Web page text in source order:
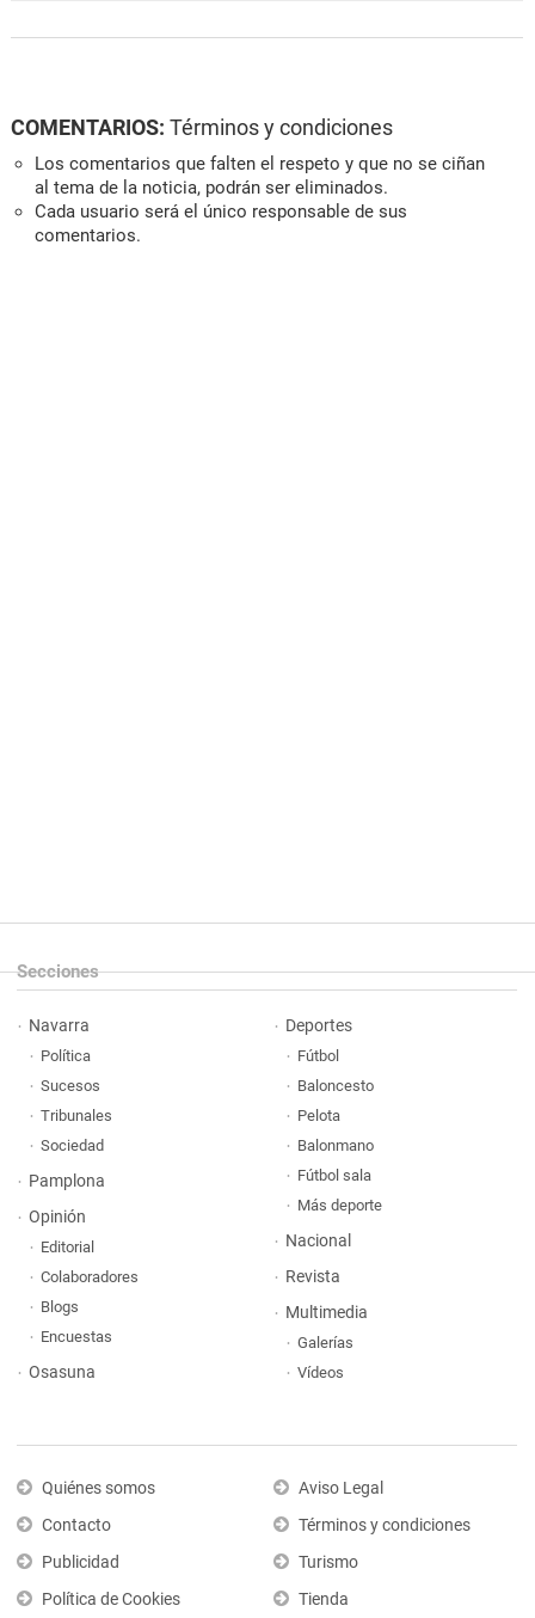
COMENTARIOS: Términos y condiciones
Los comentarios que falten el respeto y que no se ciñan
al tema de la noticia, podrán ser eliminados.
Cada usuario será el único responsable de sus
comentarios.
Secciones
Navarra
Política
Sucesos
Tribunales
Sociedad
Pamplona
Opinión
Editorial
Colaboradores
Blogs
Encuestas
Osasuna
Deportes
Fútbol
Baloncesto
Pelota
Balonmano
Fútbol sala
Más deporte
Nacional
Revista
Multimedia
Galerías
Vídeos
Quiénes somos
Contacto
Publicidad
Política de Cookies
Aviso Legal
Términos y condiciones
Turismo
Tienda